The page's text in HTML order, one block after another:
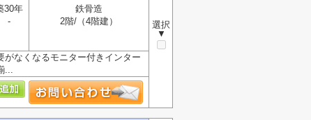
選択
▼
30年
-
鉄骨造
2階/（4階建）
なくなるモニター付きインター
...